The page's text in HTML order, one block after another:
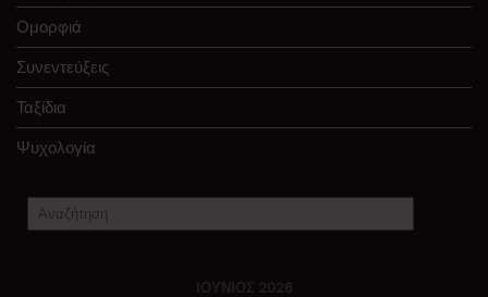
Ομορφιά
Συνεντεύξεις
Ταξίδια
Ψυχολογία
ΙΟΎΝΙΟΣ 2026